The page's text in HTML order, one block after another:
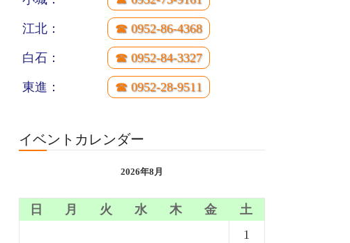
江北： ☎ 0952-86-4368
白石： ☎ 0952-84-3327
東進： ☎ 0952-28-9511
イベントカレンダー
2026年8月
日 月 火 水 木 金
土
1